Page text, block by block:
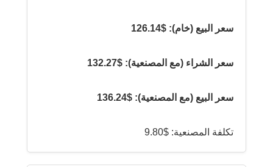
سعر البيع (خام): $126.14
سعر الشراء (مع المصنعية): $132.27
سعر البيع (مع المصنعية): $136.24
تكلفة المصنعية: $9.80